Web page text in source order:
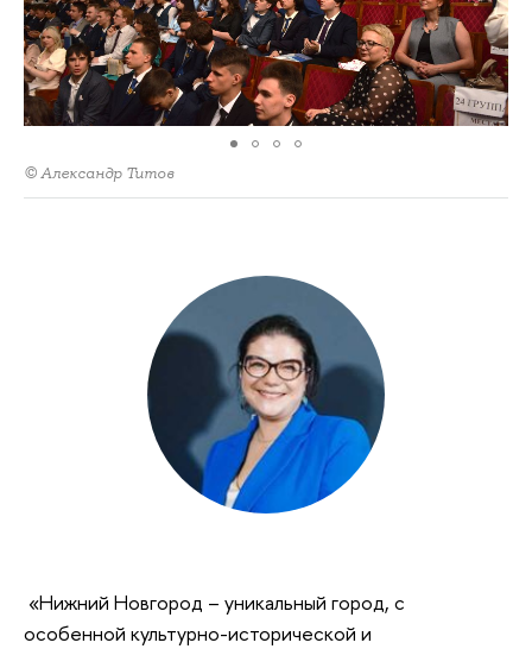
© Александр Титов
«Нижний Новгород – уникальный город, с
особенной культурно-исторической и